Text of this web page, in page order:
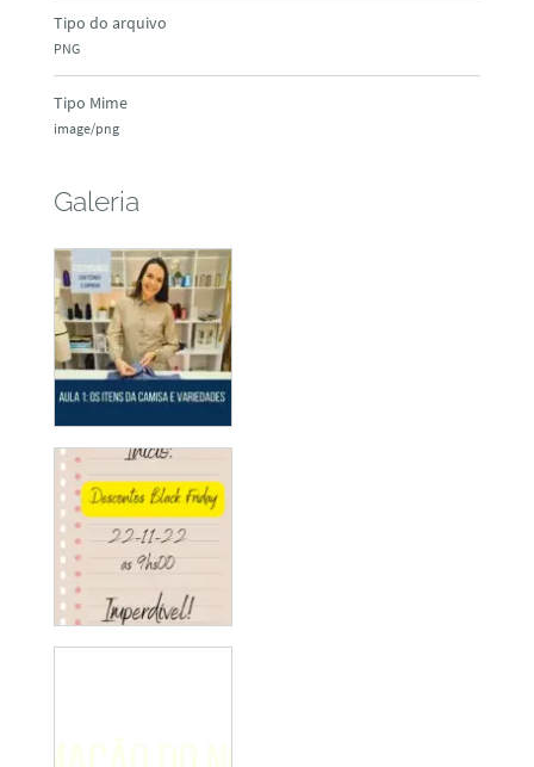
Tipo do arquivo
PNG
Tipo Mime
image/png
Galeria